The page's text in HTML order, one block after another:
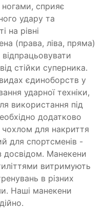
ногами, сприяє
удару та
на рівні
(права, ліва, пряма)
стійки суперника.
єдиноборств у
ударної техніки,
використання під
додатково
для накриття
для спортсменів -
досвідом. Манекени
витримують
в різних
Наші манекени